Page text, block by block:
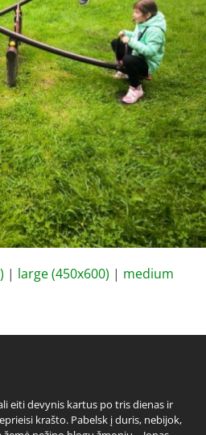
| large (450x600) | medium
eiti devynis kartus po tris dienas ir
krašto. Pabelsk į duris, nebijok,